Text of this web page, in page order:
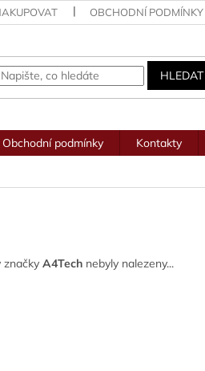
OBCHODNÍ PODMÍNKY
HLEDAT
Obchodní podmínky Kontakty
značky A4Tech nebyly nalezeny...